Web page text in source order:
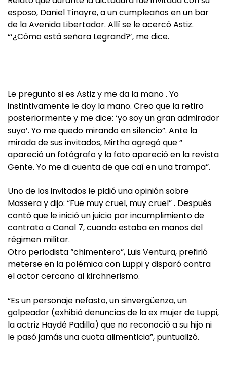
esposo, Daniel Tinayre, a un cumpleaños en un bar
de la Avenida Libertador. Allí se le acercó Astiz.
“‘¿Cómo está señora Legrand?’, me dice.
Le pregunto si es Astiz y me da la mano . Yo
instintivamente le doy la mano. Creo que la retiro
posteriormente y me dice: ‘yo soy un gran admirador
suyo’. Yo me quedo mirando en silencio”. Ante la
mirada de sus invitados, Mirtha agregó que “
apareció un fotógrafo y la foto apareció en la revista
Gente. Yo me di cuenta de que caí en una trampa”.
Uno de los invitados le pidió una opinión sobre
Massera y dijo: “Fue muy cruel, muy cruel” . Después
contó que le inició un juicio por incumplimiento de
contrato a Canal 7, cuando estaba en manos del
régimen militar.
Otro periodista “chimentero”, Luis Ventura, prefirió
meterse en la polémica con Luppi y disparó contra
el actor cercano al kirchnerismo.
“Es un personaje nefasto, un sinvergüenza, un
golpeador (exhibió denuncias de la ex mujer de Luppi,
la actriz Haydé Padilla) que no reconoció a su hijo ni
le pasó jamás una cuota alimenticia”, puntualizó.